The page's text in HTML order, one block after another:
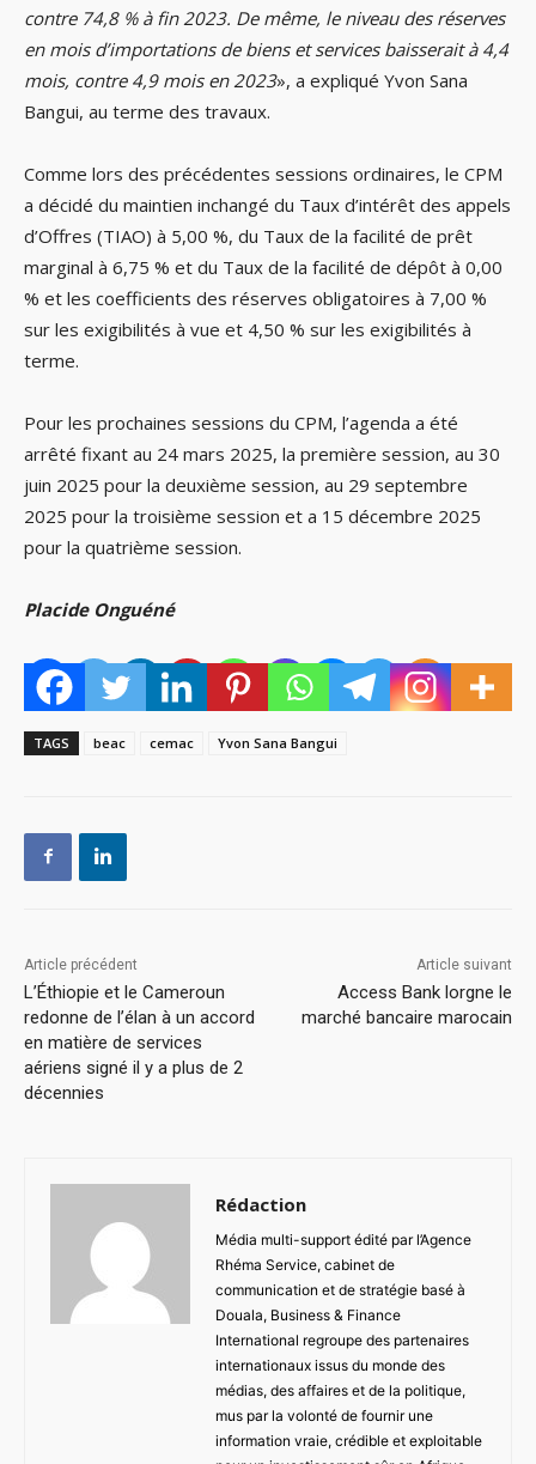
contre 74,8 % à fin 2023. De même, le niveau des réserves
en mois d’importations de biens et services baisserait à 4,4
mois, contre 4,9 mois en 2023», a expliqué Yvon Sana
Bangui, au terme des travaux.
Comme lors des précédentes sessions ordinaires, le CPM
a décidé du maintien inchangé du Taux d’intérêt des appels
d’Offres (TIAO) à 5,00 %, du Taux de la facilité de prêt
marginal à 6,75 % et du Taux de la facilité de dépôt à 0,00
% et les coefficients des réserves obligatoires à 7,00 %
sur les exigibilités à vue et 4,50 % sur les exigibilités à
terme.
Pour les prochaines sessions du CPM, l’agenda a été
arrêté fixant au 24 mars 2025, la première session, au 30
juin 2025 pour la deuxième session, au 29 septembre
2025 pour la troisième session et a 15 décembre 2025
pour la quatrième session.
Placide Onguéné
TAGS beac cemac Yvon Sana Bangui
Article précédent
L’Éthiopie et le Cameroun
redonne de l’élan à un accord
en matière de services
aériens signé il y a plus de 2
décennies
Article suivant
Access Bank lorgne le
marché bancaire marocain
Rédaction
Média multi-support édité par l’Agence
Rhéma Service, cabinet de
communication et de stratégie basé à
Douala, Business & Finance
International regroupe des partenaires
internationaux issus du monde des
médias, des affaires et de la politique,
mus par la volonté de fournir une
information vraie, crédible et exploitable